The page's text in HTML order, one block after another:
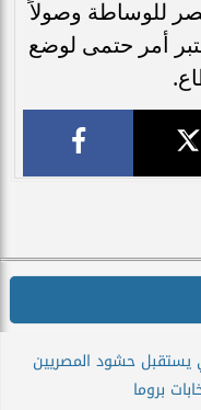
مصر للوساطة وصولاً
أمر حتمى لوضع
يستقبل حشود المصريين
بروما